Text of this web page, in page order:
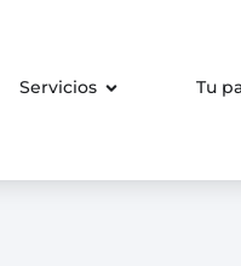
Servicios Tu